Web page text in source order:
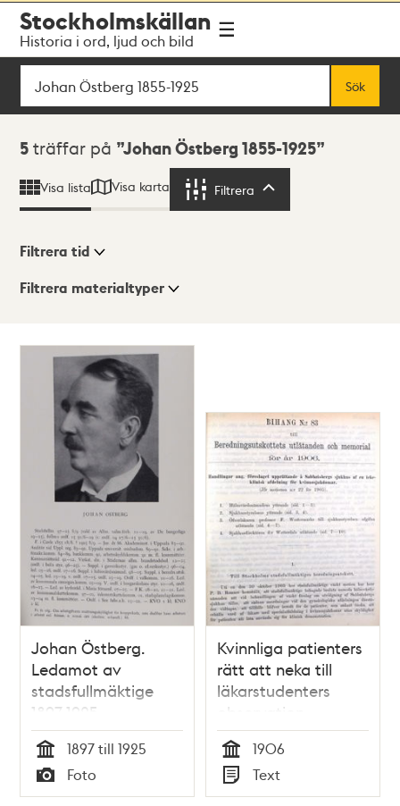
navigationen
huvudinnehållet
Stockholmskällan
Historia i ord, ljud och bild
Sök
Sök
Sökresultat
5 träffar på Johan Östberg 1855-1925
Visa lista Visa karta Filtrera
Visningsläge
Filtrera tid
Filtrera materialtyper
Johan Östberg.
Ledamot av
stadsfullmäktige
1897-1925
Tid
1897 till 1925
Typ
Foto
Kvinnliga patienters
rätt att neka till
läkarstudenters
observation -
debatt i
stadsfullmäktige
1906
Tid
1906
Typ
Text